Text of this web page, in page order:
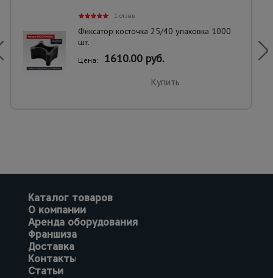
1 отзыв
Фиксатор косточка 25/40 упаковка 1000
шт.
Цена: 1610.00 руб.
Купить
Каталог товаров
О компании
Аренда оборудования
Франшиза
Доставка
Контакты
Статьи